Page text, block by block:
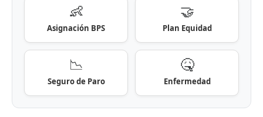
👶
Asignación BPS
🤝
Plan Equidad
📉
Seguro de Paro
🤒
Enfermedad